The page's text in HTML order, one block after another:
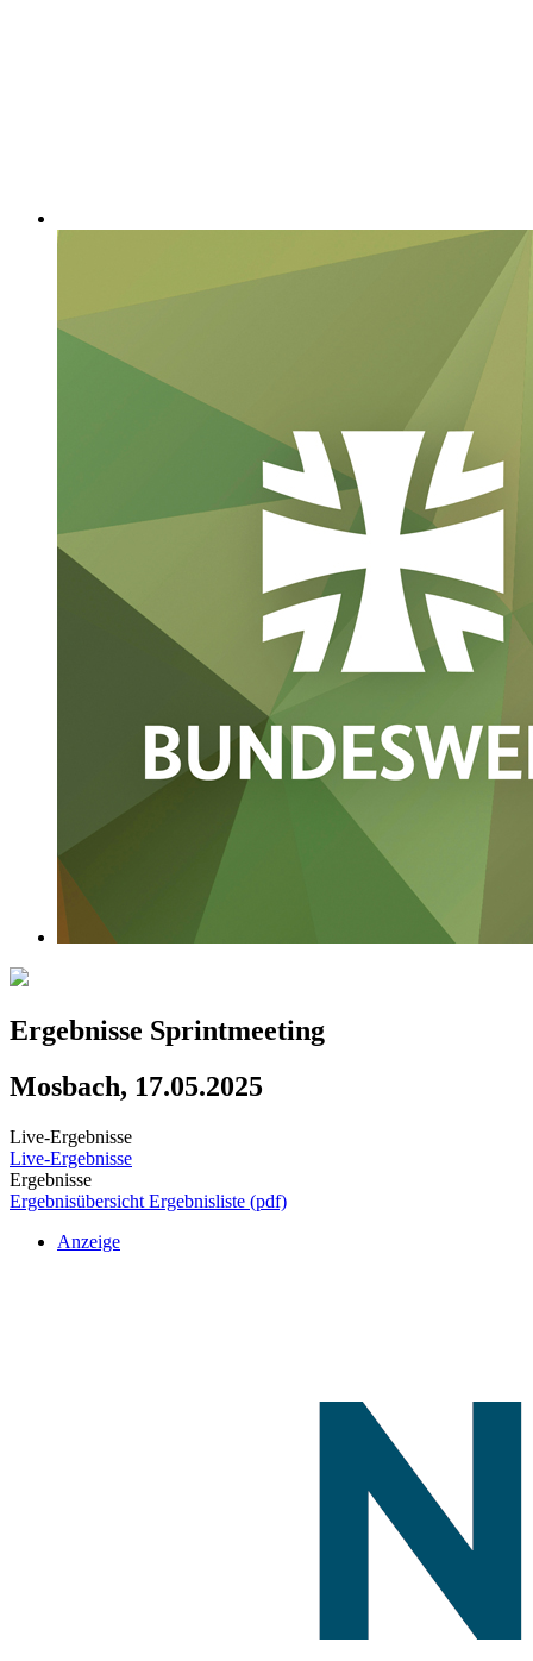
Ergebnisse Sprintmeeting
Mosbach, 17.05.2025
Live-Ergebnisse
Live-Ergebnisse
Ergebnisse
Ergebnisübersicht Ergebnisliste (pdf)
Anzeige